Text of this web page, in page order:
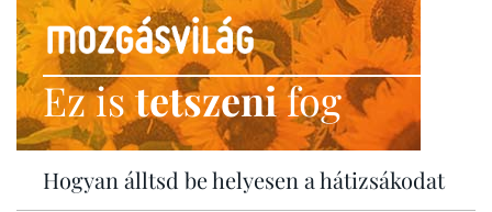
Ez istetszenifog
Hogyan álltsd be helyesen a hátizsákodat